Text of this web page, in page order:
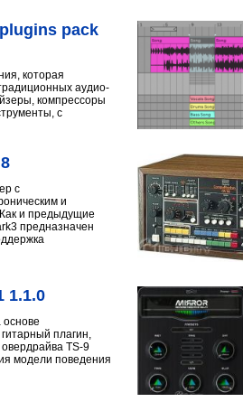
pack
которая
аудио-
компрессоры
с
с
и
и предыдущие
предназначен
1.1.0
плагин,
TS-9
модели поведения